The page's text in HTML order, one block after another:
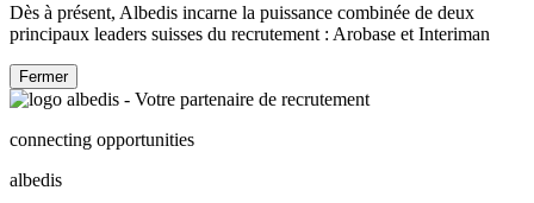
Dès à présent, Albedis incarne la puissance combinée de deux
principaux leaders suisses du recrutement : Arobase et Interiman
Fermer
connecting opportunities
albedis